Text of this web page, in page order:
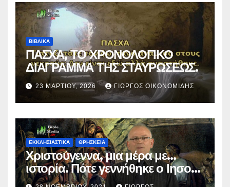
ΒΙΒΛΙΚΑ
ΠΑΣΧΑ, ΤΟ ΧΡΟΝΟΛΟΓΙΚΟ
ΔΙΑΓΡΑΜΜΑ ΤΗΣ ΣΤΑΥΡΩΣΕΩΣ.
23 ΜΑΡΤΊΟΥ, 2026 ΓΙΏΡΓΟΣ ΟΙΚΟΝΟΜΊΔΗΣ
ΕΚΚΛΗΣΙΑΣΤΙΚΑ ΘΡΗΣΚΕΙΑ
Χριστούγεννα, μια μέρα με…
ιστορία. Πότε γεννήθηκε ο Ιησούς
Χριστός; (Βίντεο).